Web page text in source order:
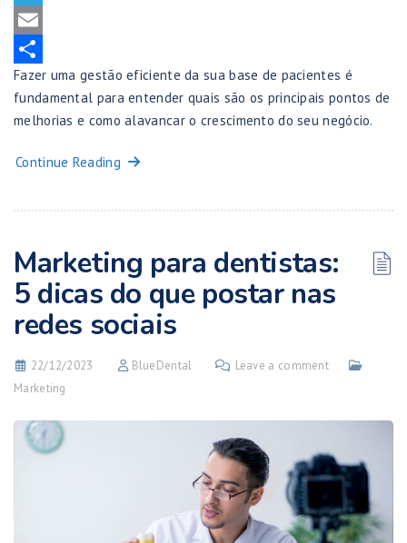
Telegram
Email
Share
Fazer uma gestão eficiente da sua base de pacientes é
fundamental para entender quais são os principais pontos de
melhorias e como alavancar o crescimento do seu negócio.
Continue Reading
Marketing para dentistas:
5 dicas do que postar nas
redes sociais
22/12/2023 BlueDental
Leave a comment
Marketing